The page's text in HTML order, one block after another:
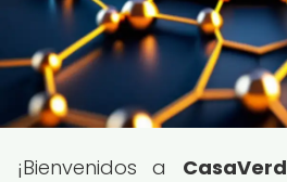
¡Bienvenidos a